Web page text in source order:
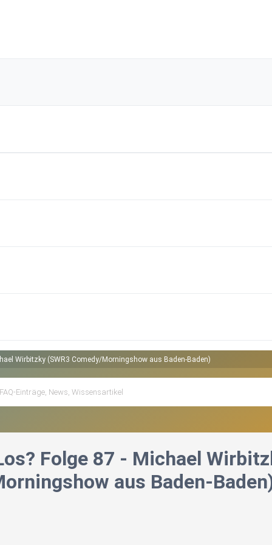
Wirbitzky (SWR3 Comedy/Morningshow aus Baden-Baden)
Folge 87 - Michael
aus Baden-